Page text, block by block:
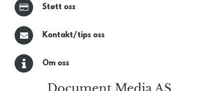
Støtt oss
Kontakt/tips oss
Om oss